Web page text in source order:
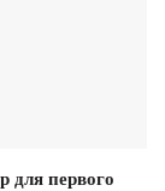
для первого